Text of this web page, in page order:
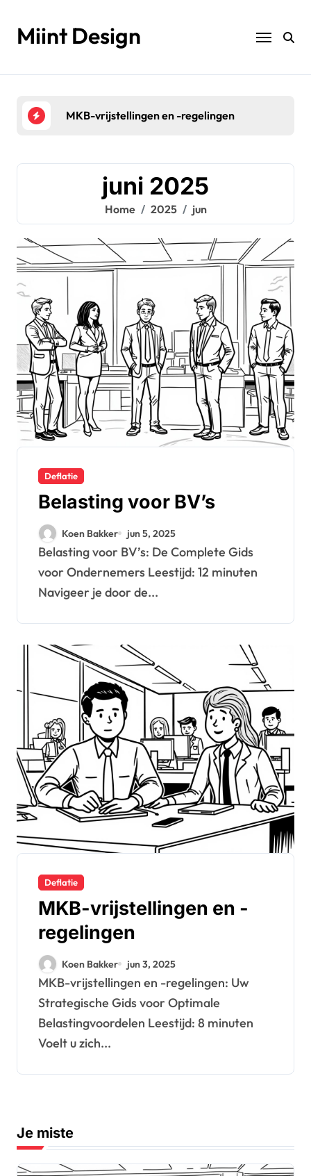
inhoudMiint Design
MKB-vrijstellingen en -regelingen
juni 2025
Home 2025 jun
Deflatie
Belasting voor BV’s
Koen Bakker jun 5, 2025
Belasting voor BV’s: De Complete Gids
voor Ondernemers Leestijd: 12 minuten
Navigeer je door de...
Deflatie
MKB-vrijstellingen en -
regelingen
Koen Bakker jun 3, 2025
MKB-vrijstellingen en -regelingen: Uw
Strategische Gids voor Optimale
Belastingvoordelen Leestijd: 8 minuten
Voelt u zich...
Je miste